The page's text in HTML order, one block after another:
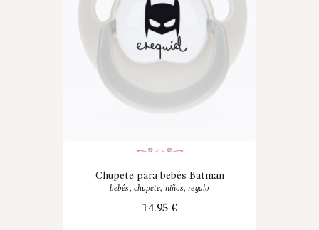
Chupete para bebés Batman
bebés, chupete, niños,regalo
14.95 €